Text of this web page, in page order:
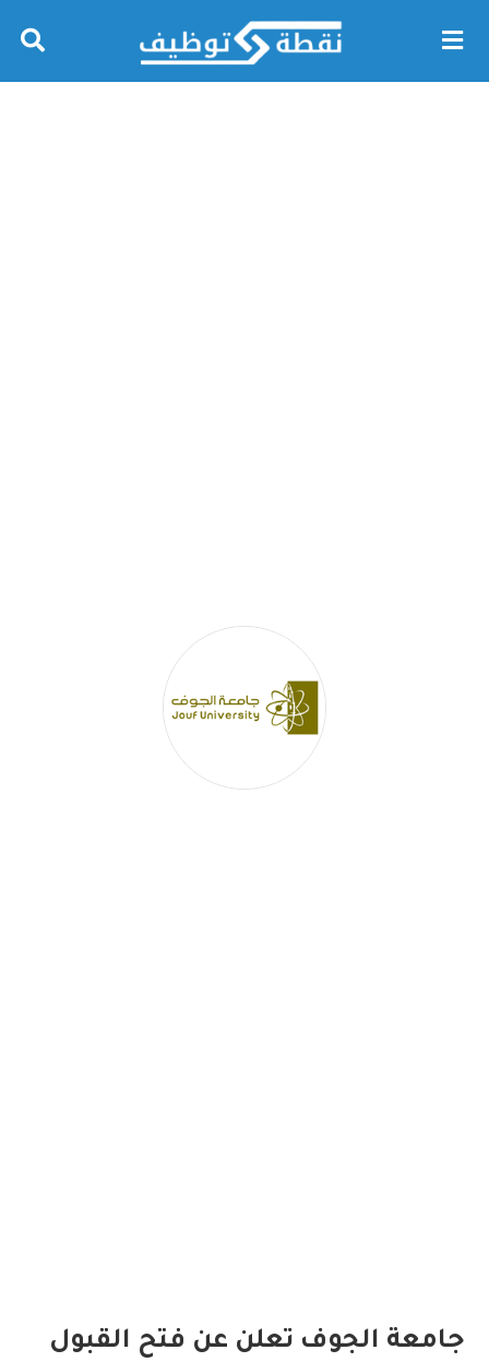
جامعة الجوف تعلن عن فتح القبول